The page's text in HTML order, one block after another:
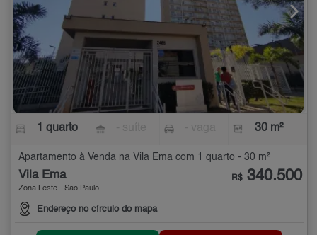
1 quarto 30 m²
Apartamento à Venda na Vila Ema com 1 quarto - 30 m²
Vila Ema
Zona Leste - São Paulo
Endereço no círculo do mapa
R$ 340.500